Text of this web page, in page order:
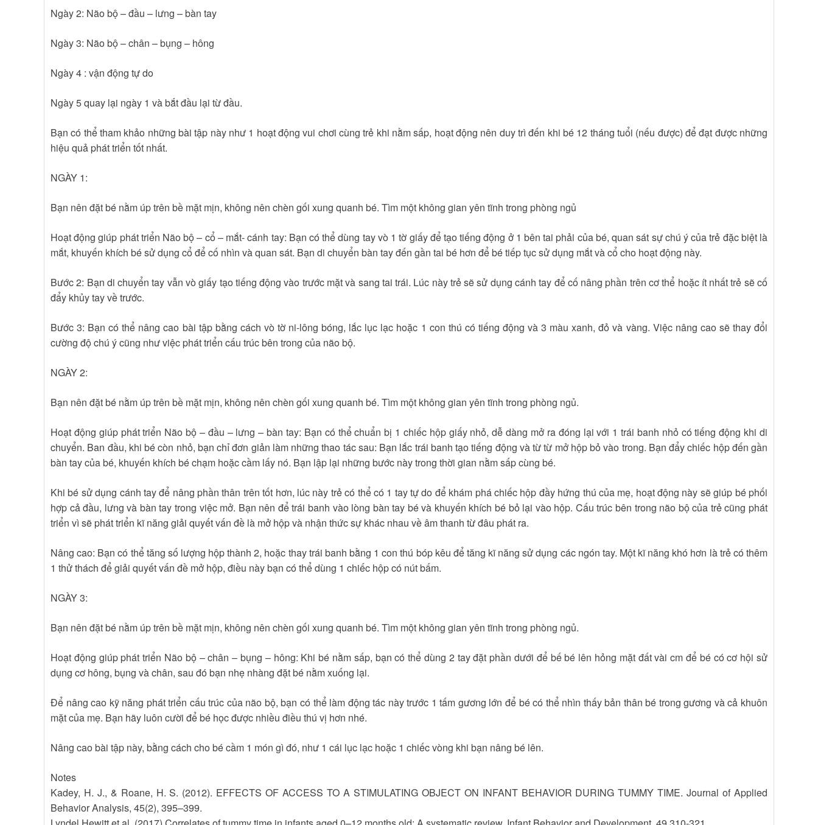
Ngày 2: Não bộ – đầu – lưng – bàn tay
Ngày 3: Não bộ – chân – bụng – hông
Ngày 4 : vận động tự do
Ngày 5 quay lại ngày 1 và bắt đầu lại từ đầu.
Bạn có thể tham khảo những bài tập này như 1 hoạt động vui chơi cùng trẻ khi nằm sấp, hoạt động nên duy trì đến khi bé 12 tháng tuổi (nếu được) để đạt được những
hiệu quả phát triển tốt nhất.
NGÀY 1:
Bạn nên đặt bé nằm úp trên bề mặt mịn, không nên chèn gối xung quanh bé. Tìm một không gian yên tĩnh trong phòng ngủ
Hoạt động giúp phát triển Não bộ – cổ – mắt- cánh tay: Bạn có thể dùng tay vò 1 tờ giấy để tạo tiếng động ở 1 bên tai phải của bé, quan sát sự chú ý của trẻ đặc biệt là
mắt, khuyến khích bé sử dụng cổ để cố nhìn và quan sát. Bạn di chuyển bàn tay đến gần tai bé hơn để bé tiếp tục sử dụng mắt và cổ cho hoạt động này.
Bước 2: Bạn di chuyển tay vẫn vò giấy tạo tiếng động vào trước mặt và sang tai trái. Lúc này trẻ sẽ sử dụng cánh tay để cố nâng phần trên cơ thể hoặc ít nhất trẻ sẽ cố
đẩy khủy tay về trước.
Bước 3: Bạn có thể nâng cao bài tập bằng cách vò tờ ni-lông bóng, lắc lục lạc hoặc 1 con thú có tiếng động và 3 màu xanh, đỏ và vàng. Việc nâng cao sẽ thay đổi
cường độ chú ý cũng như việc phát triển cấu trúc bên trong của não bộ.
NGÀY 2:
Bạn nên đặt bé nằm úp trên bề mặt mịn, không nên chèn gối xung quanh bé. Tìm một không gian yên tĩnh trong phòng ngủ.
Hoạt động giúp phát triển Não bộ – đầu – lưng – bàn tay: Bạn có thể chuẩn bị 1 chiếc hộp giấy nhỏ, dễ dàng mở ra đóng lại với 1 trái banh nhỏ có tiếng động khi di
chuyển. Ban đầu, khi bé còn nhỏ, bạn chỉ đơn giản làm những thao tác sau: Bạn lắc trái banh tạo tiếng động và từ từ mở hộp bỏ vào trong. Bạn đẩy chiếc hộp đến gần
bàn tay của bé, khuyến khích bé chạm hoặc cầm lấy nó. Bạn lập lại những bước này trong thời gian nằm sấp cùng bé.
Khi bé sử dụng cánh tay để nâng phần thân trên tốt hơn, lúc này trẻ có thể có 1 tay tự do để khám phá chiếc hộp đầy hứng thú của mẹ, hoạt động này sẽ giúp bé phối
hợp cả đầu, lưng và bàn tay trong việc mở. Bạn nên để trái banh vào lòng bàn tay bé và khuyến khích bé bỏ lại vào hộp. Cấu trúc bên trong não bộ của trẻ cũng phát
triển vì sẽ phát triển kĩ năng giải quyết vấn đề là mở hộp và nhận thức sự khác nhau về âm thanh từ đâu phát ra.
Nâng cao: Bạn có thể tăng số lượng hộp thành 2, hoặc thay trái banh bằng 1 con thú bóp kêu để tăng kĩ năng sử dụng các ngón tay. Một kĩ năng khó hơn là trẻ có thêm
1 thử thách để giải quyết vấn đề mở hộp, điều này bạn có thể dùng 1 chiếc hộp có nút bấm.
NGÀY 3:
Bạn nên đặt bé nằm úp trên bề mặt mịn, không nên chèn gối xung quanh bé. Tìm một không gian yên tĩnh trong phòng ngủ.
Hoạt động giúp phát triển Não bộ – chân – bụng – hông: Khi bé nằm sấp, bạn có thể dùng 2 tay đặt phần dưới để bế bé lên hỏng mặt đất vài cm để bé có cơ hội sử
dụng cơ hông, bụng và chân, sau đó bạn nhẹ nhàng đặt bé nằm xuống lại.
Để nâng cao kỹ năng phát triển cấu trúc của não bộ, bạn có thể làm động tác này trước 1 tấm gương lớn để bé có thể nhìn thấy bản thân bé trong gương và cả khuôn
mặt của mẹ. Bạn hãy luôn cười để bé học được nhiều điều thú vị hơn nhé.
Nâng cao bài tập này, bằng cách cho bé cầm 1 món gì đó, như 1 cái lục lạc hoặc 1 chiếc vòng khi bạn nâng bé lên.
Notes
Kadey, H. J., & Roane, H. S. (2012). EFFECTS OF ACCESS TO A STIMULATING OBJECT ON INFANT BEHAVIOR DURING TUMMY TIME. Journal of Applied
Behavior Analysis, 45(2), 395–399.